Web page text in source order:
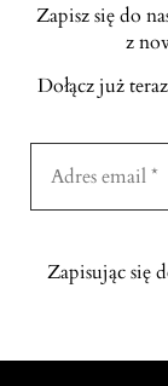
Zapisz się do
z
Dołącz już
Zapisując się